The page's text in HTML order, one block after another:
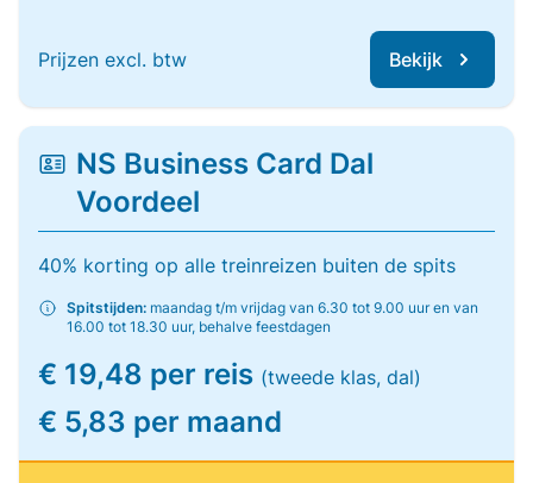
Prijzen excl. btw Bekijk
NS Business Card Dal
Voordeel
40% korting op alle treinreizen buiten de spits
Spitstijden: maandag t/m vrijdag van 6.30 tot 9.00 uur en van
16.00 tot 18.30 uur, behalve feestdagen
€ 19,48 per reis (tweede klas, dal)
€ 5,83 per maand